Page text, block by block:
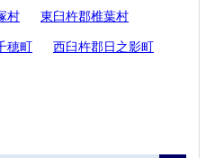
村 東臼杵郡椎葉村
穂町 西臼杵郡日之影町